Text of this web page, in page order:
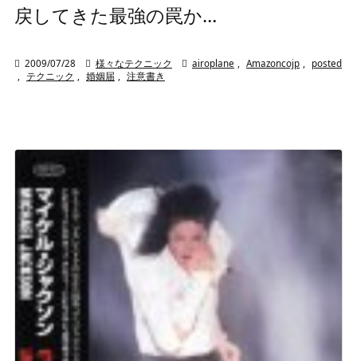
戻してきた最強の罠か…
 2009/07/28  様々なテクニック  airoplane , Amazoncojp , posted
, テクニック , 婚姻届 , 注意書き